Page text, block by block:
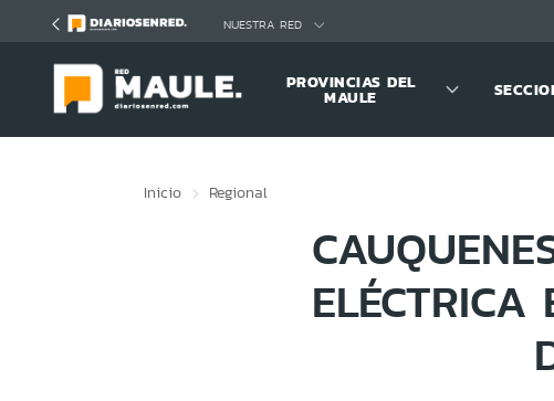
NUESTRA RED
PROVINCIAS DEL
MAULE
Inicio Regional
ELÉCTRICA